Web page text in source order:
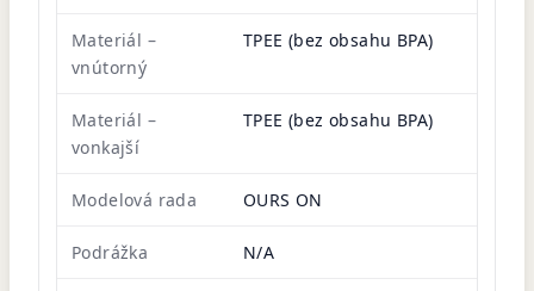
Materiál –
vnútorný
TPEE (bez obsahu BPA)
Materiál –
vonkajší
TPEE (bez obsahu BPA)
Modelová rada OURS ON
Podrážka N/A